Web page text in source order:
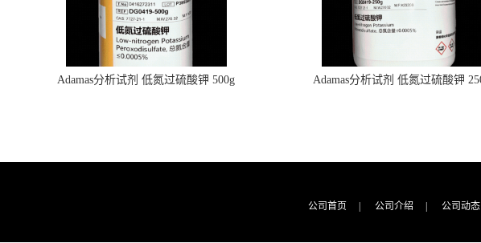
Adamas分析试剂 低氮过硫酸钾 500g
Adamas分析试剂 低氮过硫酸钾
公司首页 | 公司介绍 | 公司动态